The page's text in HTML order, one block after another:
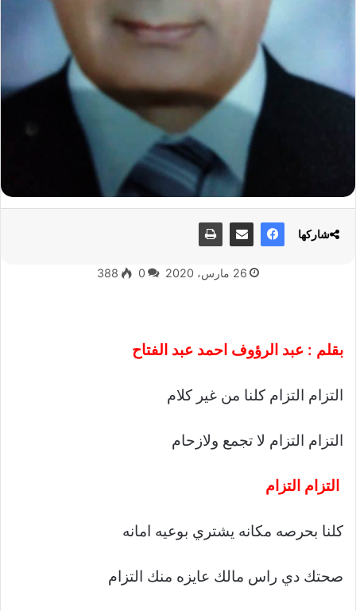
26 مارس، 2020 0
388
بقلم : عبد الرؤوف احمد عبد الفتاح
التزام التزام كلنا من غير كلام
التزام التزام لا تجمع ولازحام
التزام التزام
كلنا بحرصه مكانه يشتري بوعيه امانه
صحتك دي راس مالك عايزه منك التزام
شاركها